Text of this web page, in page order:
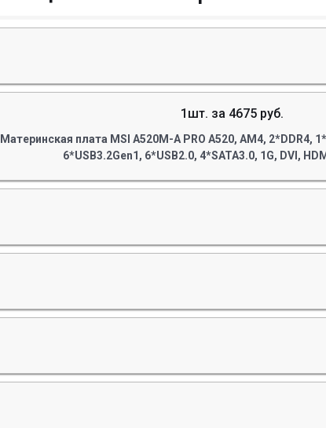
1шт. за 4675 руб.
Материнская плата MSI A520M-A PRO A520, AM4, 2*DDR4,
6*USB3.2Gen1, 6*USB2.0, 4*SATA3.0, 1G, DVI,